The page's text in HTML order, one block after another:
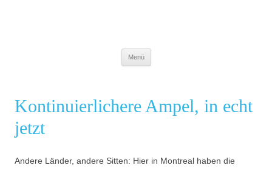
Menü
Kontinuierlichere Ampel, in echt
jetzt
Andere Länder, andere Sitten: Hier in Montreal haben die